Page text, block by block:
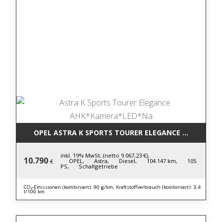
OPEL ASTRA K SPORTS TOURER ELEGANCE
10.790 €
inkl. 19% MwSt. (netto 9.067,23 €),
OPEL, Astra, Diesel, 104.147 km, 105
PS, Schaltgetriebe
CO₂-Emissionen (kombiniert): 90 g/km, Kraftstoffverbrauch (kombiniert): 3,4
l/100 km